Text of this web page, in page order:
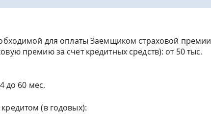
для оплаты Заемщиком страховой премии
премию за счет кредитных средств): от 50 тыс.
до 60 мес.
(в годовых):